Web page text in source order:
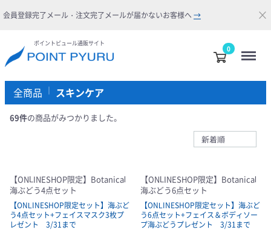
会員登録完了メール・注文完了メールが届かないお客様へ → ×
ポイントピュール通販サイト
0
全商品 スキンケア
69件の商品がみつかりました。
【ONLINESHOP限定】Botanical
海ぶどう4点セット
【ONLINESHOP限定セット】海ぶど
う4点セット+フェイスマスク3枚プ
レゼント 3/31まで
【ONLINESHOP限定】Botanical
海ぶどう6点セット
【ONLINESHOP限定セット】海ぶど
う6点セット+フェイス＆ボディソー
プ海ぶどうプレゼント 3/31まで